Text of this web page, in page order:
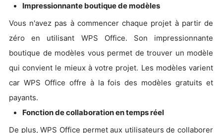
Impressionnante boutique de modèles
Vous n'avez pas à commencer chaque projet à partir de
zéro en utilisant WPS Office. Son impressionnante
boutique de modèles vous permet de trouver un modèle
qui convient le mieux à votre projet. Les modèles varient
car WPS Office offre à la fois des modèles gratuits et
payants.
Fonction de collaboration en temps réel
De plus, WPS Office permet aux utilisateurs de collaborer